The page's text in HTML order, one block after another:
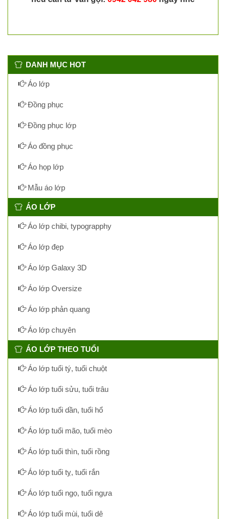
DANH MỤC HOT
Áo lớp
Đồng phục
Đồng phục lớp
Áo đồng phục
Áo họp lớp
Mẫu áo lớp
ÁO LỚP
Áo lớp chibi, typograpphy
Áo lớp đẹp
Áo lớp Galaxy 3D
Áo lớp Oversize
Áo lớp phản quang
Áo lớp chuyên
ÁO LỚP THEO TUỔI
Áo lớp tuổi tý, tuổi chuột
Áo lớp tuổi sửu, tuổi trâu
Áo lớp tuổi dần, tuổi hổ
Áo lớp tuổi mão, tuổi mèo
Áo lớp tuổi thìn, tuổi rồng
Áo lớp tuổi tỵ, tuổi rắn
Áo lớp tuổi ngọ, tuổi ngựa
Áo lớp tuổi mùi, tuổi dê